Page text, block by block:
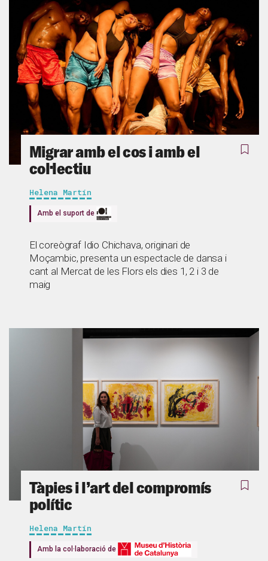
Migrar amb el cos i amb el
col·lectiu
Helena Martín
Amb el suport de
El coreògraf Idio Chichava, originari de
Moçambic, presenta un espectacle de dansa i
cant al Mercat de les Flors els dies 1, 2 i 3 de
maig
Tàpies i l’art del compromís
polític
Helena Martín
Amb la col·laboració de